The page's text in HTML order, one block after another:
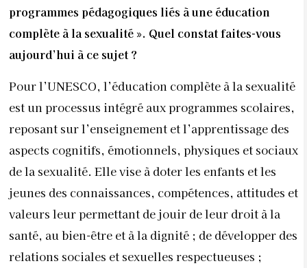
programmes pédagogiques liés à une éducation
complète à la sexualité ». Quel constat faites-vous
aujourd’hui à ce sujet ?
Pour l’UNESCO, l’éducation complète à la sexualité
est un processus intégré aux programmes scolaires,
reposant sur l’enseignement et l’apprentissage des
aspects cognitifs, émotionnels, physiques et sociaux
de la sexualité. Elle vise à doter les enfants et les
jeunes des connaissances, compétences, attitudes et
valeurs leur permettant de jouir de leur droit à la
santé, au bien-être et à la dignité ; de développer des
relations sociales et sexuelles respectueuses ;